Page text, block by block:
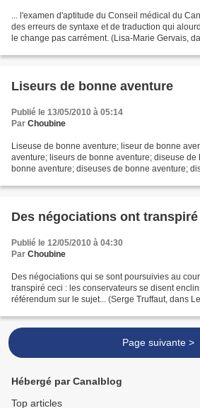
... l'examen d'aptitude du Conseil médical du
des erreurs de syntaxe et de traduction qui
le change pas carrément. (Lisa-Marie Gervais,
Liseurs de bonne aventure
Publié le 13/05/2010 à 05:14
Par Choubine
Liseuse de bonne aventure; liseur de bonne
aventure; liseurs de bonne aventure; diseuse de
bonne aventure; diseuses de bonne aventure;
Des négociations ont
Publié le 12/05/2010 à 04:30
Par Choubine
Des négociations qui se sont poursuivies au
transpiré ceci : les conservateurs se disent
référendum sur le sujet... (Serge Truffaut, dans
Page suivante >
Hébergé par Canalblog
Top articles